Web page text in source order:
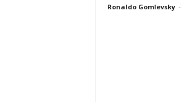
Ronaldo Gomlevsky -